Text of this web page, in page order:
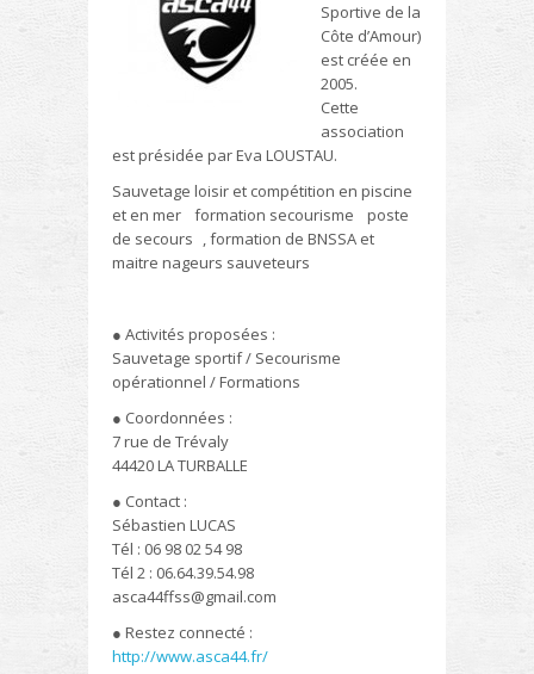
Sportive de la
Côte d’Amour)
est créée en
2005.
Cette
association
est présidée par Eva LOUSTAU.
Sauvetage loisir et compétition en piscine
et en mer formation secourisme poste
de secours , formation de BNSSA et
maitre nageurs sauveteurs
● Activités proposées :
Sauvetage sportif / Secourisme
opérationnel / Formations
● Coordonnées :
7 rue de Trévaly
44420 LA TURBALLE
● Contact :
Sébastien LUCAS
Tél : 06 98 02 54 98
Tél 2 : 06.64.39.54.98
asca44ffss@gmail.com
● Restez connecté :
http://www.asca44.fr/